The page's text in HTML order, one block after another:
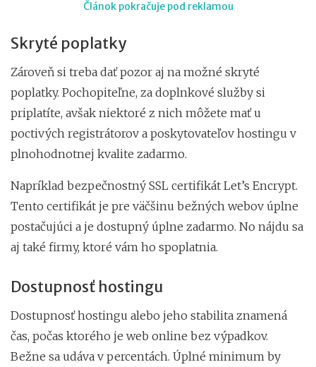
Článok pokračuje pod reklamou
Skryté poplatky
Zároveň si treba dať pozor aj na možné skryté
poplatky. Pochopiteľne, za doplnkové služby si
priplatíte, avšak niektoré z nich môžete mať u
poctivých registrátorov a poskytovateľov hostingu v
plnohodnotnej kvalite zadarmo.
Napríklad bezpečnostný SSL certifikát Let’s Encrypt.
Tento certifikát je pre väčšinu bežných webov úplne
postačujúci a je dostupný úplne zadarmo. No nájdu sa
aj také firmy, ktoré vám ho spoplatnia.
Dostupnosť hostingu
Dostupnosť hostingu alebo jeho stabilita znamená
čas, počas ktorého je web online bez výpadkov.
Bežne sa udáva v percentách. Úplné minimum by